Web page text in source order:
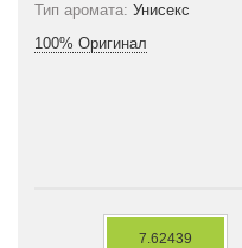
Тип аромата: Унисекс
100% Оригинал
7.62439